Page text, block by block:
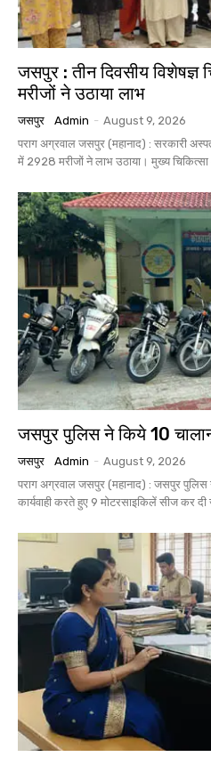
जसपुर : तीन दिवसीय विशेषज्ञ
मरीजों ने उठाया लाभ
जसपुर Admin - August 9, 2026
पराग अग्रवाल जसपुर (महानाद) : सरकारी
में 2928 मरीजों ने लाभ उठाया। मुख्य चिकित्सा
जसपुर पुलिस ने किये 10
जसपुर Admin - August 9, 2026
पराग अग्रवाल जसपुर (महानाद) : जसपुर पुलिस
कार्यवाही करते हुए 9 मोटरसाइकिलें सीज कर दी